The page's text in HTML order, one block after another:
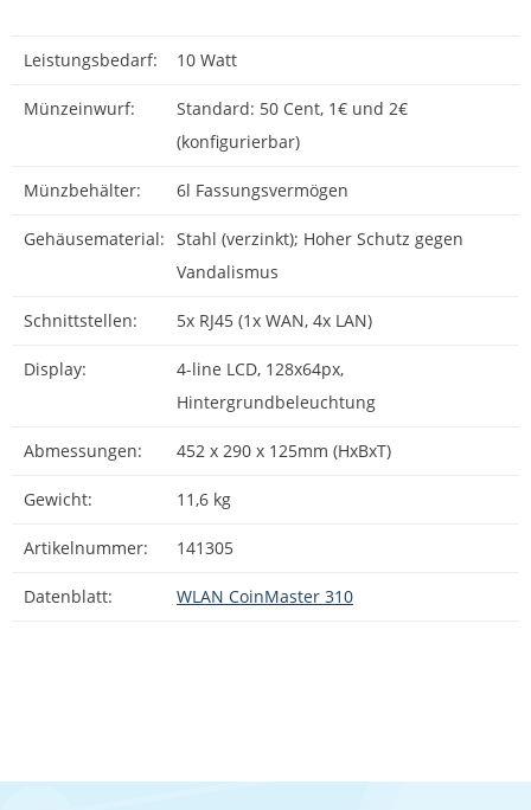
Leistungsbedarf: 10 Watt
Münzeinwurf:
Standard: 50 Cent, 1€ und 2€
(konfigurierbar)
Münzbehälter: 6l Fassungsvermögen
Gehäusematerial: Stahl (verzinkt); Hoher Schutz gegen
Vandalismus
Schnittstellen: 5x RJ45 (1x WAN, 4x LAN)
Display:
4-line LCD, 128x64px,
Hintergrundbeleuchtung
Abmessungen: 452 x 290 x 125mm (HxBxT)
Gewicht: 11,6 kg
Artikelnummer: 141305
Datenblatt: WLAN CoinMaster 310